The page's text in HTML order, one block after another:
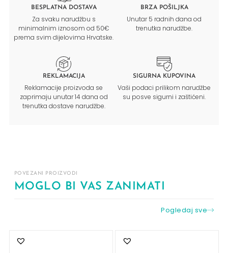
BESPLATNA DOSTAVA
Za svaku narudžbu s
minimalnim iznosom od 50€
prema svim dijelovima Hrvatske.
BRZA POŠILJKA
Unutar 5 radnih dana od
trenutka narudžbe.
REKLAMACIJA
Reklamacije proizvoda se
zaprimaju unutar 14 dana od
trenutka dostave narudžbe.
SIGURNA KUPOVINA
Vaši podaci prilikom narudžbe
su posve sigurni i zaštićeni.
POVEZANI PROIZVODI
MOGLO BI VAS ZANIMATI
Pogledaj sve